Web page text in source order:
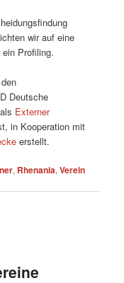
wir auf eine
Profiling.
Deutsche
Externer
in Kooperation mit
erstellt.
, Rhenania,Verein